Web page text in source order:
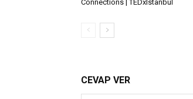
Connections | TEDxIstanbul
CEVAP VER